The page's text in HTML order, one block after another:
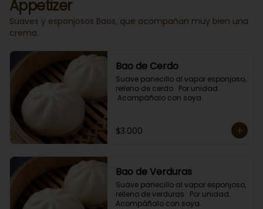
Appetizer
Suaves y esponjosos Baos, que acompañan muy bien una
crema.
Bao de Cerdo
Suave panecillo al vapor esponjoso,
relleno de cerdo.  Por unidad.
Acompáñalo con soya.
$3.000
Bao de Verduras
Suave panecillo al vapor esponjoso,
relleno de verduras.  Por unidad.
Acompáñalo con soya.